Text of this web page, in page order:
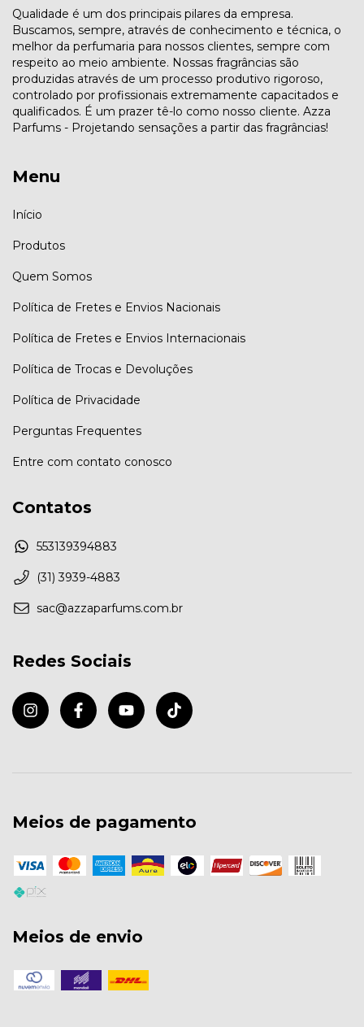
Qualidade é um dos principais pilares da empresa.
Buscamos, sempre, através de conhecimento e técnica, o
melhor da perfumaria para nossos clientes, sempre com
respeito ao meio ambiente. Nossas fragrâncias são
produzidas através de um processo produtivo rigoroso,
controlado por profissionais extremamente capacitados e
qualificados. É um prazer tê-lo como nosso cliente. Azza
Parfums - Projetando sensações a partir das fragrâncias!
Menu
Início
Produtos
Quem Somos
Política de Fretes e Envios Nacionais
Política de Fretes e Envios Internacionais
Política de Trocas e Devoluções
Política de Privacidade
Perguntas Frequentes
Entre com contato conosco
Contatos
553139394883
(31) 3939-4883
sac@azzaparfums.com.br
Redes Sociais
Meios de pagamento
Meios de envio